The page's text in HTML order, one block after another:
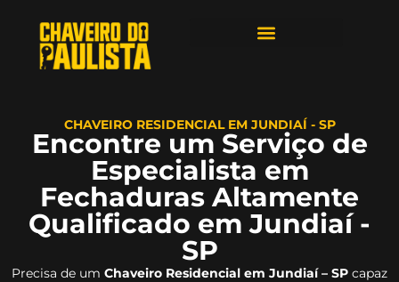
CHAVEIRO RESIDENCIAL EM JUNDIAÍ - SP
Encontre um Serviço de
Especialista em
Fechaduras Altamente
Qualificado em Jundiaí -
SP
Precisa de um Chaveiro Residencial em Jundiaí – SP capaz